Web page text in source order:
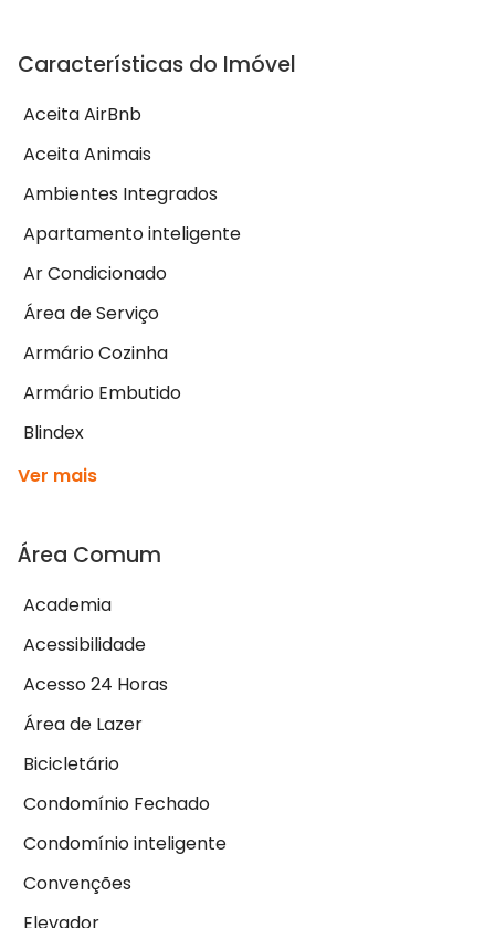
Características do Imóvel
Aceita AirBnb
Aceita Animais
Ambientes Integrados
Apartamento inteligente
Ar Condicionado
Área de Serviço
Armário Cozinha
Armário Embutido
Blindex
Ver mais
Área Comum
Academia
Acessibilidade
Acesso 24 Horas
Área de Lazer
Bicicletário
Condomínio Fechado
Condomínio inteligente
Convenções